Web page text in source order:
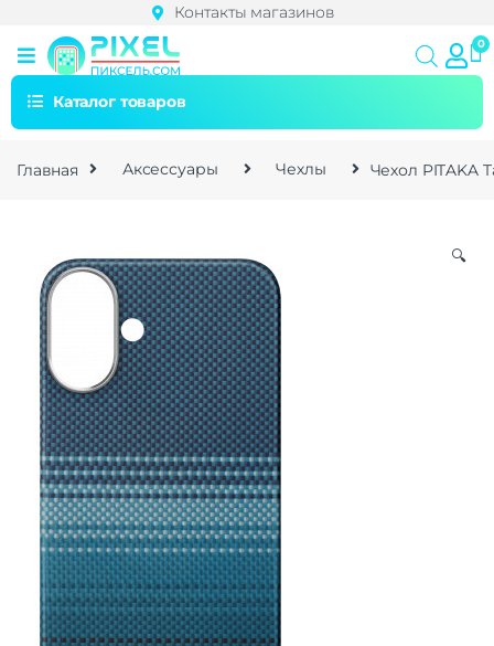
Контакты магазинов
Каталог товаров
Главная Аксессуары Чехлы Чехол PITAKA
🔍